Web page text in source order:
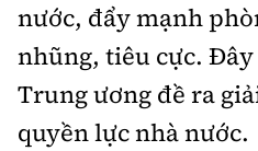
Email:
Cấm sao chép dưới mọi
chấp thuận bằng văn bản.
nước, đẩy mạnh
nhũng, tiêu cực.
Trung ương đề ra
quyền lực nhà nước.